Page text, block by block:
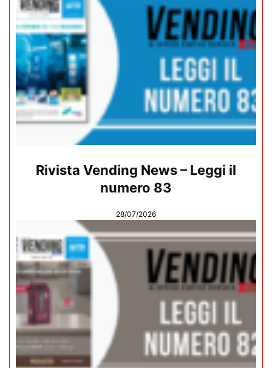
Rivista Vending News – Leggi il
numero 83
28/07/2026